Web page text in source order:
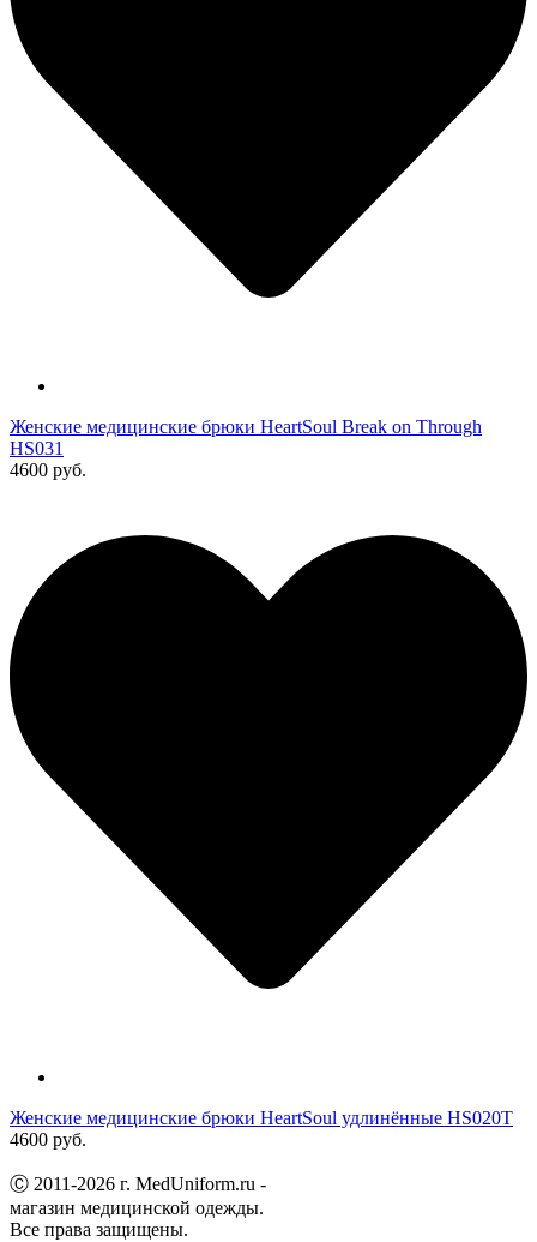
Женские медицинские брюки HeartSoul Break on Through
HS031
4600 руб.
Женские медицинские брюки HeartSoul удлинённые HS020T
4600 руб.
Ⓒ 2011-2026 г. MedUniform.ru -
магазин медицинской одежды.
Все права защищены.